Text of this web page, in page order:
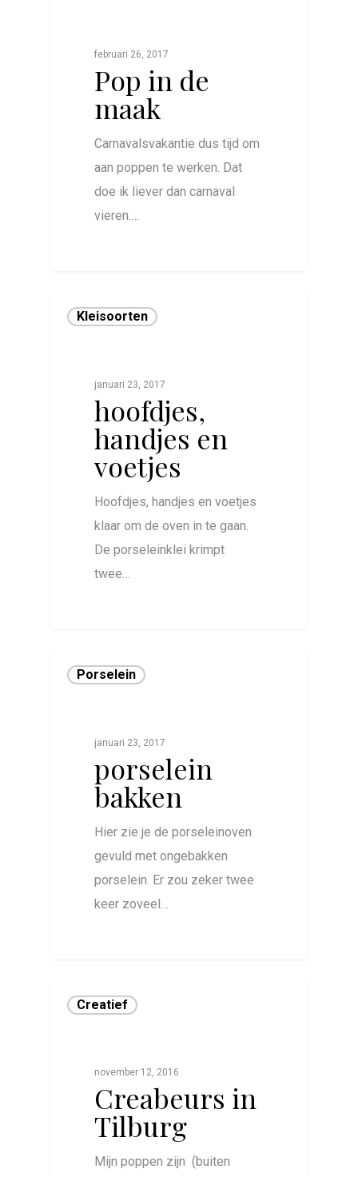
februari 26, 2017
Pop in de
maak
Carnavalsvakantie dus tijd om
aan poppen te werken. Dat
doe ik liever dan carnaval
vieren.…
Kleisoorten
januari 23, 2017
hoofdjes,
handjes en
voetjes
Hoofdjes, handjes en voetjes
klaar om de oven in te gaan.
De porseleinklei krimpt
twee…
Porselein
januari 23, 2017
porselein
bakken
Hier zie je de porseleinoven
gevuld met ongebakken
porselein. Er zou zeker twee
keer zoveel…
Creatief
november 12, 2016
Creabeurs in
Tilburg
Mijn poppen zijn (buiten